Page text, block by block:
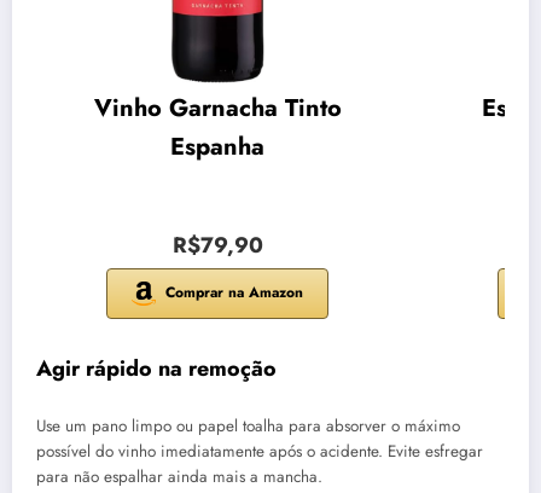
Vinho Garnacha Tinto
Espanha
R$79,90
Comprar na Amazon
Agir rápido na remoção
Use um pano limpo ou papel toalha para absorver o máximo
possível do vinho imediatamente após o acidente. Evite esfregar
para não espalhar ainda mais a mancha.